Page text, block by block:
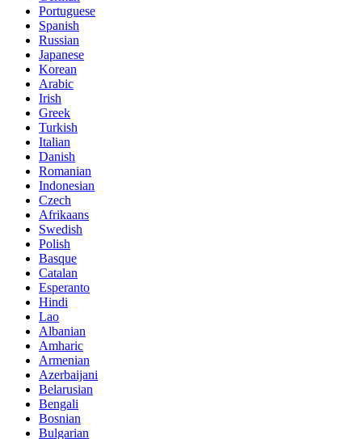
Portuguese
Spanish
Russian
Japanese
Korean
Arabic
Irish
Greek
Turkish
Italian
Danish
Romanian
Indonesian
Czech
Afrikaans
Swedish
Polish
Basque
Catalan
Esperanto
Hindi
Lao
Albanian
Amharic
Armenian
Azerbaijani
Belarusian
Bengali
Bosnian
Bulgarian